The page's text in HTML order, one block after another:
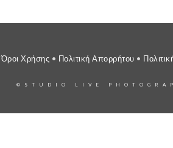
Όροι Χρήσης • Πολιτική Απορρήτου •
©STUDIO LIVE